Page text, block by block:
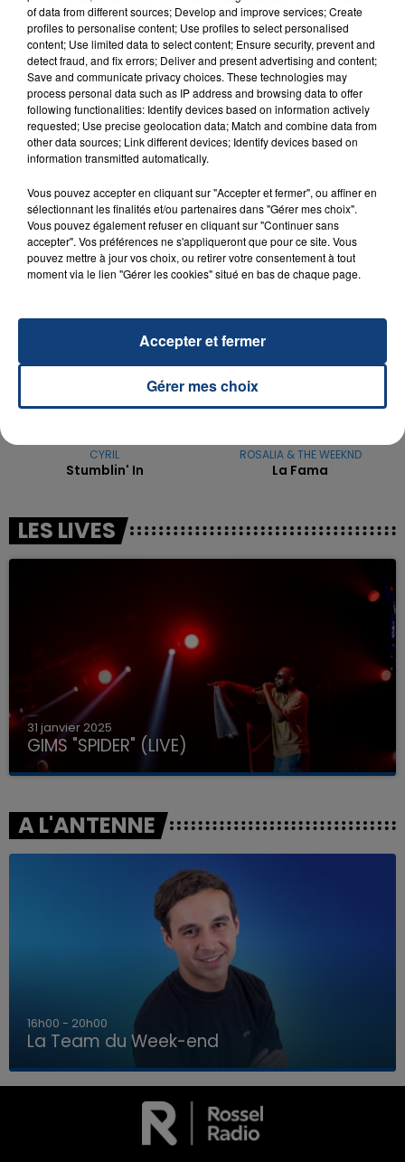
LA TEAM DU WEEK-END
20 juillet 2026
UNE ADOLESCENTE DEVANT SE FAIRE
OPÉRER DE LA CHEVILLE RESSORT DE LA...
La famille a porté plainte contre la clinique qui a
excuses.
TITRES DIFFUSÉS
0h51
0h51
CYRIL
Stumblin' In
0h48
0h48
ROSALIA & THE WEEKND
La Fama
LES LIVES
31 janvier 2025
GIMS "SPIDER" (LIVE)
A L'ANTENNE
La Team du Week-end
of data from different sources; Develop and improve services; Create
profiles to personalise content; Use profiles to select personalised
content; Use limited data to select content; Ensure security, prevent and
detect fraud, and fix errors; Deliver and present advertising and content;
Save and communicate privacy choices. These technologies may
process personal data such as IP address and browsing data to offer
following functionalities: Identify devices based on information actively
requested; Use precise geolocation data; Match and combine data from
other data sources; Link different devices; Identify devices based on
information transmitted automatically.
Vous pouvez accepter en cliquant sur "Accepter et fermer", ou affiner en
sélectionnant les finalités et/ou partenaires dans "Gérer mes choix".
Vous pouvez également refuser en cliquant sur "Continuer sans
accepter". Vos préférences ne s'appliqueront que pour ce site. Vous
pouvez mettre à jour vos choix, ou retirer votre consentement à tout
moment via le lien "Gérer les cookies" situé en bas de chaque page.
Gérer mes choix
Accepter et fermer